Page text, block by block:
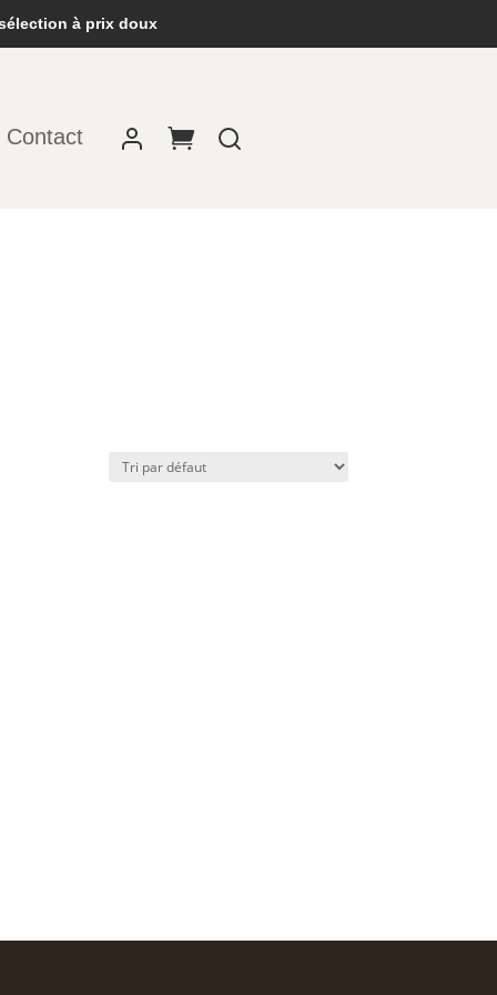
à prix doux
Contact